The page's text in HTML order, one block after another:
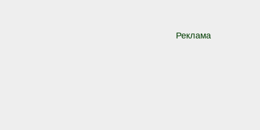
Реклама